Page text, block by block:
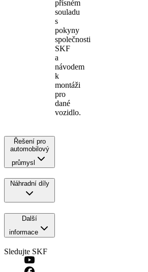
přísném
souladu
s
pokyny
společnosti
SKF
a
návodem
k
montáži
pro
dané
vozidlo.
Řešení pro
automobilový
průmysl
Náhradní díly
Další
informace
Sledujte SKF